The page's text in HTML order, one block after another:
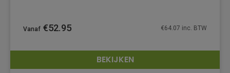
DETAILS
€52.95 €64.07 inc. BTW
BEKIJKEN